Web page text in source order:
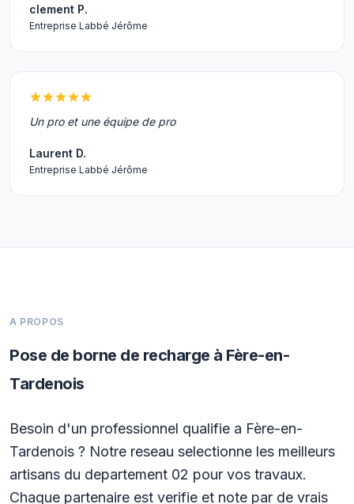
clement P.
Entreprise Labbé Jérôme
Un pro et une équipe de pro
Laurent D.
Entreprise Labbé Jérôme
A PROPOS
Pose de borne de recharge à Fère-en-
Tardenois
Besoin d'un professionnel qualifie a Fère-en-
Tardenois ? Notre reseau selectionne les meilleurs
artisans du departement 02 pour vos travaux.
Chaque partenaire est verifie et note par de vrais